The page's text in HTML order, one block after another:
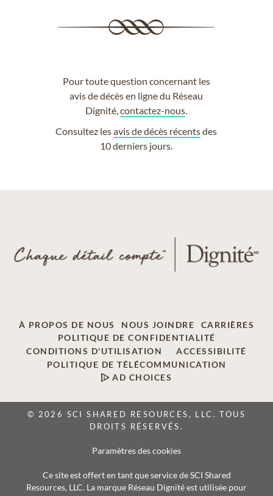
Pour toute question concernant les
avis de décès en ligne du Réseau
Dignité,contactez-nous
Consultez lesavis de décès récentsdes
10 derniers jours.
À PROPOS DE NOUS NOUS JOINDRE
CARRIÈRES
POLITIQUE DE CONFIDENTIALITÉ
CONDITIONS D'UTILISATION
ACCESSIBILITÉ
POLITIQUE DE TÉLÉCOMMUNICATION
AD CHOICES
© 2026 SCI SHARED RESOURCES, LLC. TOUS
DROITS RÉSERVÉS.
Paramètres des cookies
Ce site est offert en tant que service de SCI Shared
Resources, LLC. La marque Réseau Dignité est utilisée pour